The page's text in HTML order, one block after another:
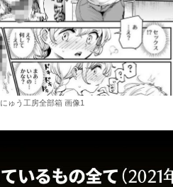
にゅう工房全部箱 画像1